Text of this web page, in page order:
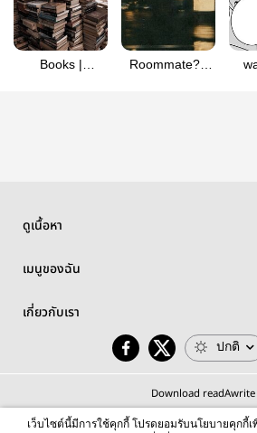
Books |
Roommate? |
ดูเนื้อหา
เมนูของฉัน
เกี่ยวกับเรา
ปกติ
Download readAwrite
เว็บไซต์นี้มีการใช้คุกกี้ โปรดยอมรับนโยบายคุกกี้เ